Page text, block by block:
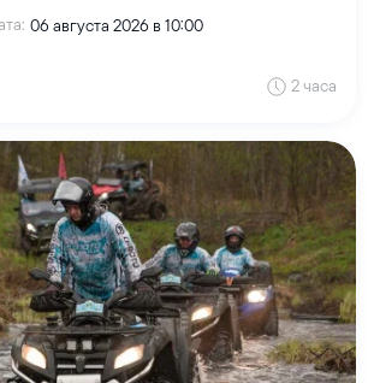
06 августа 2026 в 10:00
2 часа